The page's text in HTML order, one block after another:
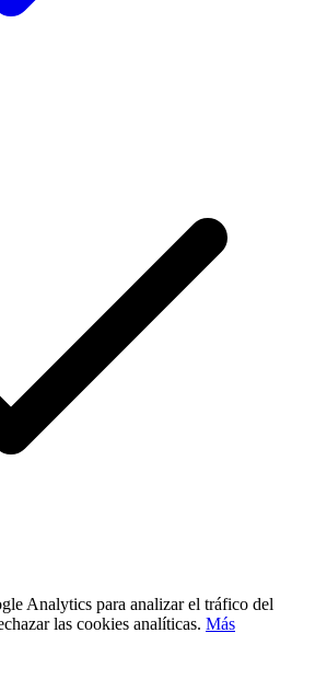
Analytics para analizar el tráfico del
las cookies analíticas. Más